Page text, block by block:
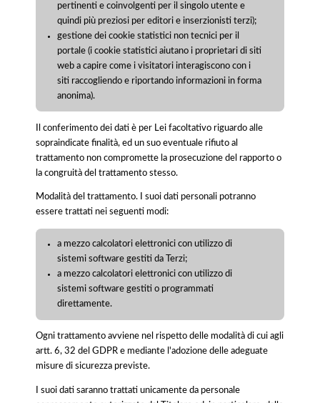
pertinenti e coinvolgenti per il singolo utente e
quindi più preziosi per editori e inserzionisti terzi);
gestione dei cookie statistici non tecnici per il
portale (i cookie statistici aiutano i proprietari di siti
web a capire come i visitatori interagiscono con i
siti raccogliendo e riportando informazioni in forma
anonima).
Il conferimento dei dati è per Lei facoltativo riguardo alle
sopraindicate finalità, ed un suo eventuale rifiuto al
trattamento non compromette la prosecuzione del rapporto o
la congruità del trattamento stesso.
Modalità del trattamento. I suoi dati personali potranno
essere trattati nei seguenti modi:
a mezzo calcolatori elettronici con utilizzo di
sistemi software gestiti da Terzi;
a mezzo calcolatori elettronici con utilizzo di
sistemi software gestiti o programmati
direttamente.
Ogni trattamento avviene nel rispetto delle modalità di cui agli
artt. 6, 32 del GDPR e mediante l'adozione delle adeguate
misure di sicurezza previste.
I suoi dati saranno trattati unicamente da personale